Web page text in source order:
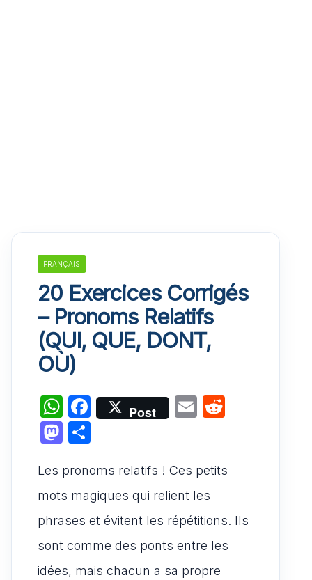
FRANÇAIS
20 Exercices Corrigés
– Pronoms Relatifs
(QUI, QUE, DONT,
OÙ)
W
h
at
s
A
p
p
F
a
e
b
o
o
k
Post
E
l
di
M
st
o
d
o
n
ta
g
er
Les pronoms relatifs ! Ces petits
mots magiques qui relient les
phrases et évitent les répétitions. Ils
sont comme des ponts entre les
idées, mais chacun a sa propre